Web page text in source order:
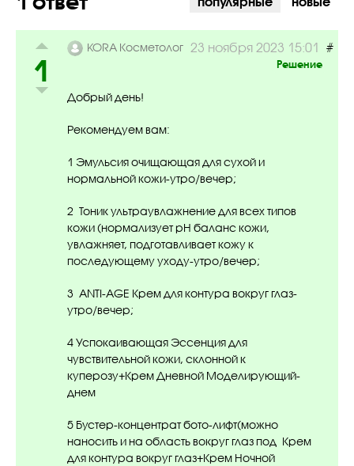
1
KORA Косметолог 23 ноября 2023 15:01 #
Решение
Добрый день!
Рекомендуем вам:
1 Эмульсия очищающая для сухой и
нормальной кожи-утро/вечер;
2 Тоник ультраувлажнение для всех типов
кожи (нормализует pH баланс кожи,
увлажняет, подготавливает кожу к
последующему уходу-утро/вечер;
3 ANTI-AGE Крем для контура вокруг глаз-
утро/вечер;
4 Успокаивающая Эссенция для
чувствительной кожи, склонной к
куперозу+Крем Дневной Моделирующий-
днем
5 Бустер-концентрат бото-лифт(можно
наносить и на область вокруг глаз под Крем
для контура вокруг глаз+Крем Ночной